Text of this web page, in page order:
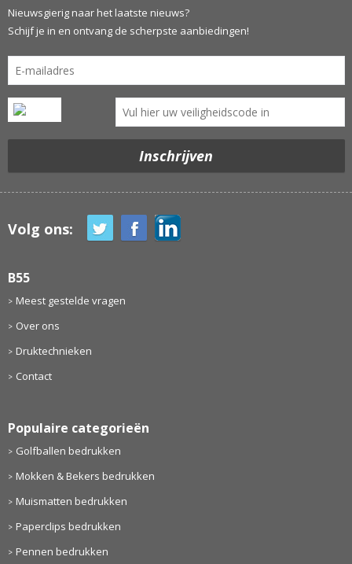
Nieuwsgierig naar het laatste nieuws?
Schijf je in en ontvang de scherpste aanbiedingen!
Volg ons:
B55
Meest gestelde vragen
Over ons
Druktechnieken
Contact
Populaire categorieën
Golfballen bedrukken
Mokken & Bekers bedrukken
Muismatten bedrukken
Paperclips bedrukken
Pennen bedrukken